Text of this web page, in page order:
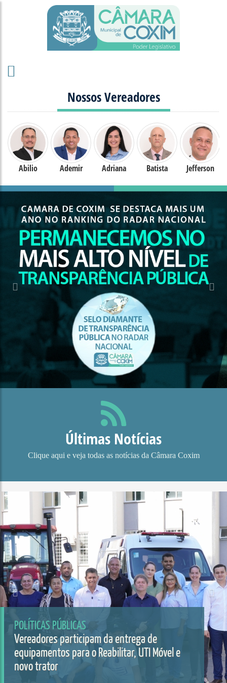
Nossos Vereadores
Abilio Ademir Adriana Batista Jefferson
Últimas Notícias
Clique aqui e veja todas as notícias da Câmara Coxim
POLÍTICAS PÚBLICAS
Vereadores participam da entrega de
equipamentos para o Reabilitar, UTI Móvel e
novo trator